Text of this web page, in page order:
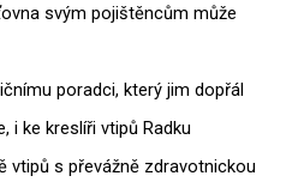
svým pojištěncům může
poradci, který jim dopřál
i ke kreslíři vtipů Radku
vtipů s převážně zdravotnickou